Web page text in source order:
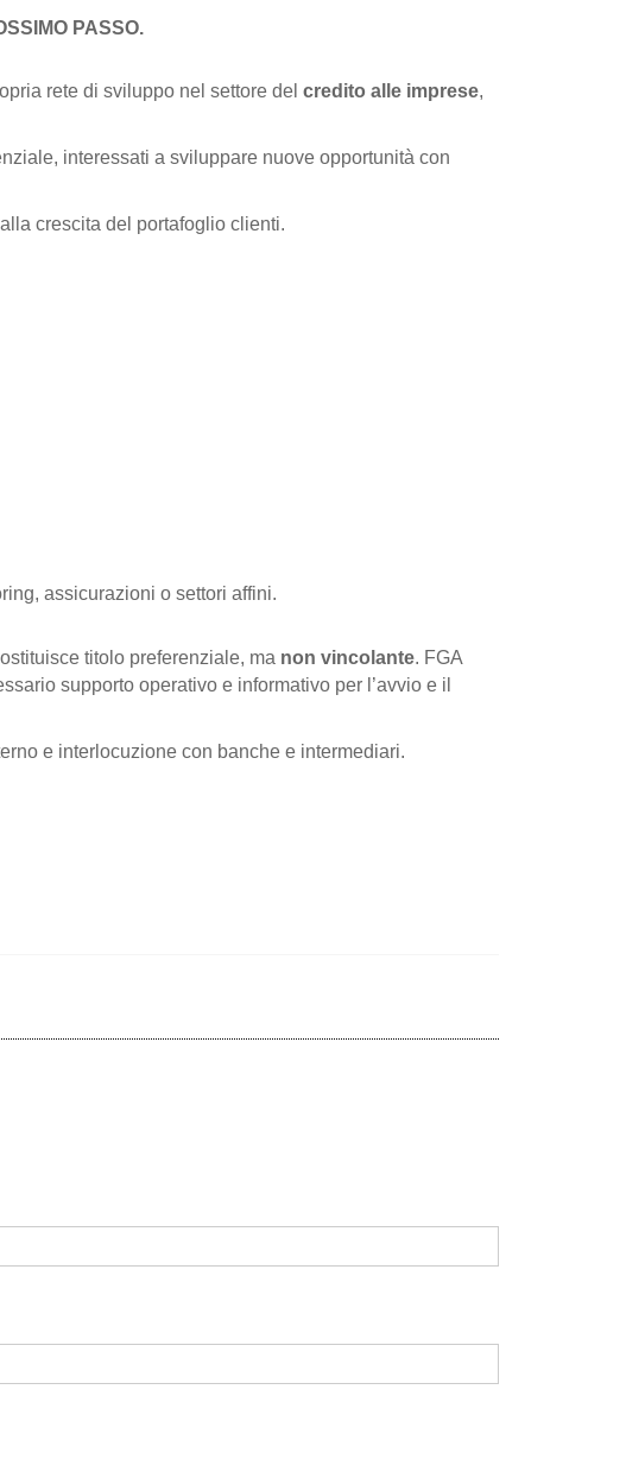
PASSO.
rete di sviluppo nel settore del credito alle imprese,
interessati a sviluppare nuove opportunità con
crescita del portafoglio clienti.
assicurazioni o settori affini.
titolo preferenziale, ma non vincolante. FGA
supporto operativo e informativo per l’avvio e il
e interlocuzione con banche e intermediari.